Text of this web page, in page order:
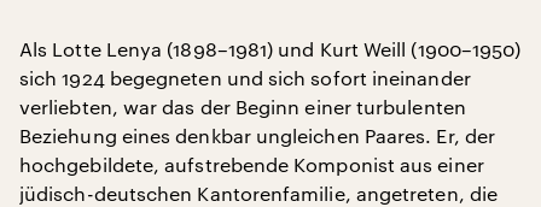
Als Lotte Lenya (1898–1981) und Kurt Weill (1900–1950)
sich 1924 begegneten und sich sofort ineinander
verliebten, war das der Beginn einer turbulenten
Beziehung eines denkbar ungleichen Paares. Er, der
hochgebildete, aufstrebende Komponist aus einer
jüdisch-deutschen Kantorenfamilie, angetreten, die